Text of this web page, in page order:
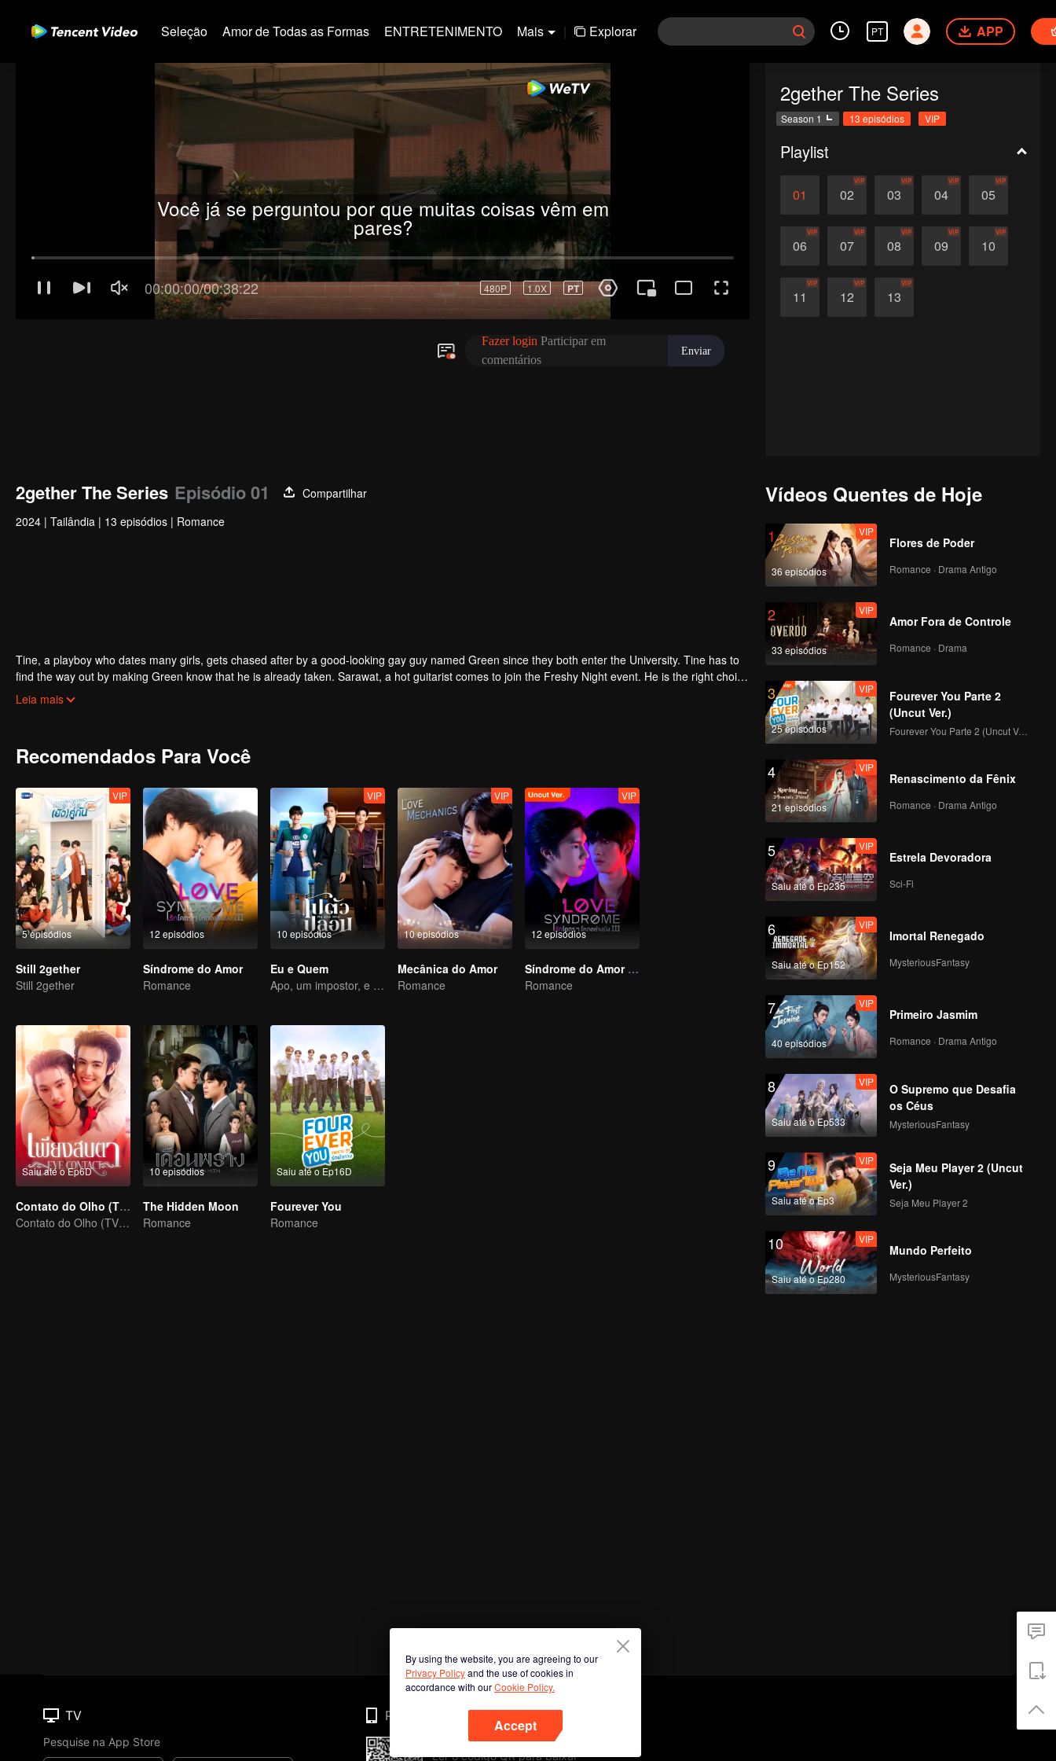
Seleção Amor de Todas as Formas ENTRETENIMENTO Mais | Explorar PT APP
2gether The Series
Season 1 13 episódios VIP
Playlist
01 02
VIP
03
VIP
04
VIP
05
VIP
06
VIP
07
VIP
08
VIP
09
VIP
10
VIP
11
VIP
12
VIP
13
VIP
2gether The Series Episódio 01
Compartilhar
2024 | Tailândia | 13 episódios | Romance
Tine, a playboy who dates many girls, gets chased after by a good-looking gay guy named Green since they both enter the University. Tine has to
find the way out by making Green know that he is already taken. Sarawat, a hot guitarist comes to join the Freshy Night event. He is the right choice
to be Tine’s fake boyfriend. That is the beginning of his plan to do whatever he can to make Tine his.
Leia mais
Recomendados Para Você
5 episódios
VIP
Still 2gether
Still 2gether
12 episódios
Síndrome do Amor
Romance
10 episódios
VIP
Eu e Quem
Apo, um impostor, e sua noiva têm a habilidade de ler mentes.
10 episódios
VIP
Mecânica do Amor
Romance
12 episódios
VIP
Síndrome do Amor (não-editada)
Romance
Saiu até o Ep6D
Contato do Olho (TV Ver.)
Contato do Olho (TV Ver.)
10 episódios
The Hidden Moon
Romance
Saiu até o Ep16D
Fourever You
Romance
Vídeos Quentes de Hoje
1
36 episódios
VIP
Flores de Poder
Romance · Drama Antigo
2
33 episódios
VIP
Amor Fora de Controle
Romance · Drama
3
25 episódios
VIP
Fourever You Parte 2
(Uncut Ver.)
Fourever You Parte 2 (Uncut Ver.)
4
21 episódios
VIP
Renascimento da Fênix
Romance · Drama Antigo
5
Saiu até o Ep235
VIP
Estrela Devoradora
Sci-Fi
6
Saiu até o Ep152
VIP
Imortal Renegado
MysteriousFantasy
7
40 episódios
VIP
Primeiro Jasmim
Romance · Drama Antigo
8
Saiu até o Ep533
VIP
O Supremo que Desafia
os Céus
MysteriousFantasy
9
Saiu até o Ep3
VIP
Seja Meu Player 2 (Uncut
Ver.)
Seja Meu Player 2
10
Saiu até o Ep280
VIP
Mundo Perfeito
MysteriousFantasy
By using the website, you are agreeing to our
Privacy Policyand the use of cookies in
accordance with ourCookie Policy.
Accept
TV
Pesquise na App Store
Phone
Ler o código QR para baixar